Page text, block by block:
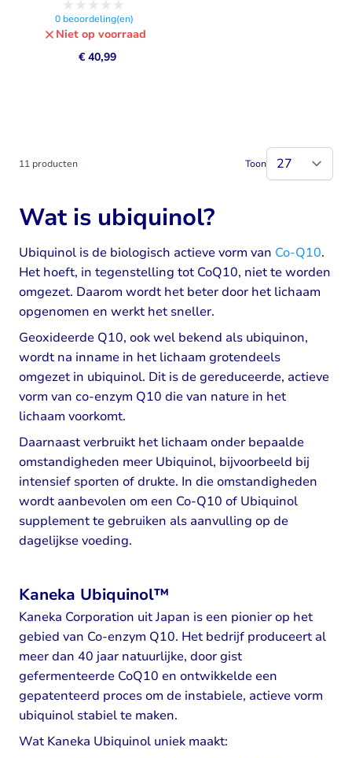
0 beoordeling(en)
Niet op voorraad
€ 40,99
11 producten Toon
Wat is ubiquinol?
Ubiquinol is de biologisch actieve vorm van Co-Q10.
Het hoeft, in tegenstelling tot CoQ10, niet te worden
omgezet. Daarom wordt het beter door het lichaam
opgenomen en werkt het sneller.
Geoxideerde Q10, ook wel bekend als ubiquinon,
wordt na inname in het lichaam grotendeels
omgezet in ubiquinol. Dit is de gereduceerde, actieve
vorm van co-enzym Q10 die van nature in het
lichaam voorkomt.
Daarnaast verbruikt het lichaam onder bepaalde
omstandigheden meer Ubiquinol, bijvoorbeeld bij
intensief sporten of drukte. In die omstandigheden
wordt aanbevolen om een Co-Q10 of Ubiquinol
supplement te gebruiken als aanvulling op de
dagelijkse voeding.
Kaneka Ubiquinol™
Kaneka Corporation uit Japan is een pionier op het
gebied van Co-enzym Q10. Het bedrijf produceert al
meer dan 40 jaar natuurlijke, door gist
gefermenteerde CoQ10 en ontwikkelde een
gepatenteerd proces om de instabiele, actieve vorm
ubiquinol stabiel te maken.
Wat Kaneka Ubiquinol uniek maakt: